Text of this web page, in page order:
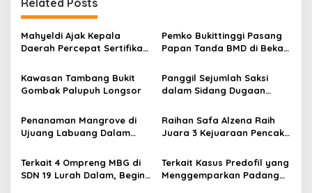
a
s
i
p
o
s
Mahyeldi Ajak Kepala
Daerah Percepat Sertifikasi
Pusat Ekosistem Halal
Nasional
Pemko Bukittinggi Pasang
Papan Tanda BMD di Bekas
Kawasan Tambang Bukit
Gombak Palupuh Longsor
Panggil Sejumlah Saksi
dalam Sidang Dugaan
Terdakwa Haji DS
Penanaman Mangrove di
Ujuang Labuang Dalam
Sedunia
Raihan Safa Alzena Raih
Juara 3 Kejuaraan Pencak
Sumatera Barat
Terkait 4 Ompreng MBG di
SDN 19 Lurah Dalam, Begini
Terkait Kasus Predofil yang
Menggemparkan Padang